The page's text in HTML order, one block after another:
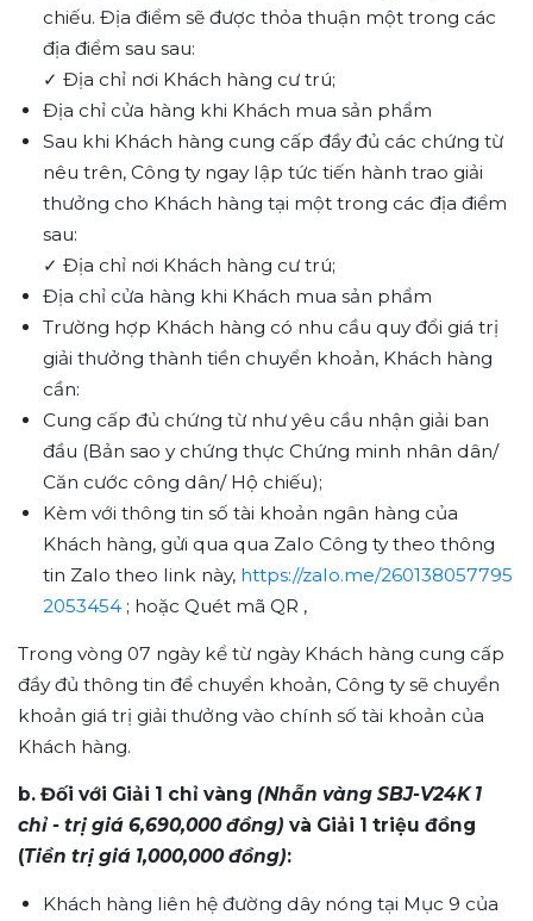
chiếu. Địa điểm sẽ được thỏa thuận một trong các
địa điểm sau sau:
✓ Địa chỉ nơi Khách hàng cư trú;
Địa chỉ cửa hàng khi Khách mua sản phẩm
Sau khi Khách hàng cung cấp đầy đủ các chứng từ
nêu trên, Công ty ngay lập tức tiến hành trao giải
thưởng cho Khách hàng tại một trong các địa điểm
sau:
✓ Địa chỉ nơi Khách hàng cư trú;
Địa chỉ cửa hàng khi Khách mua sản phẩm
Trường hợp Khách hàng có nhu cầu quy đổi giá trị
giải thưởng thành tiền chuyển khoản, Khách hàng
cần:
Cung cấp đủ chứng từ như yêu cầu nhận giải ban
đầu (Bản sao y chứng thực Chứng minh nhân dân/
Căn cước công dân/ Hộ chiếu);
Kèm với thông tin số tài khoản ngân hàng của
Khách hàng, gửi qua qua Zalo Công ty theo thông
tin Zalo theo link này, https://zalo.me/260138057795
2053454; hoặc Quét mã QR ,
Trong vòng 07 ngày kể từ ngày Khách hàng cung cấp
đầy đủ thông tin để chuyển khoản, Công ty sẽ chuyển
khoản giá trị giải thưởng vào chính số tài khoản của
Khách hàng.
b. Đối với Giải 1 chỉ vàng (Nhẫn vàng SBJ-V24K 1
chỉ - trị giá 6,690,000 đồng) và Giải 1 triệu đồng
(Tiền trị giá 1,000,000 đồng):
Khách hàng liên hệ đường dây nóng tại Mục 9 của